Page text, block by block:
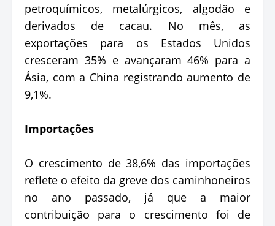
petroquímicos, metalúrgicos, algodão e
derivados de cacau. No mês, as
exportações para os Estados Unidos
cresceram 35% e avançaram 46% para a
Ásia, com a China registrando aumento de
9,1%.
Importações
O crescimento de 38,6% das importações
reflete o efeito da greve dos caminhoneiros
no ano passado, já que a maior
contribuição para o crescimento foi de